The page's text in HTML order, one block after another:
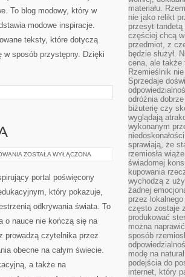
To blog modowy, który w
modowe inspiracje.
teksty, które dotyczą
w sposób przystępny. Dzięki
NAJCIEKAWSZE
ZOSTAŁA WYŁĄCZONA
portal poświęcony
który pokazuje,
odkrywania świata. To
o nauce nie kończą się na
prowadzą czytelnika przez
obecne na całym świecie.
a także na
materiału.
nie jako relikt
przesyt
częściej chcą
przedmiot, z
będzie służył.
cena, ale także
Rzemieślnik
Sprzedaje
odróżnia
biżuterię czy
wyglądają
wykonanym
sprawiają, że
rzemiosła
świadomej
kupowania
wychodzą z
żadnej
przez
często zostaje
produkować
można
sposób
modę na
podejścia do
internet, który